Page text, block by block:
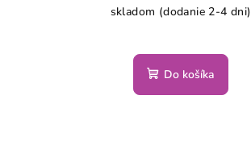
skladom (dodanie 2-4 dni)
Do košíka